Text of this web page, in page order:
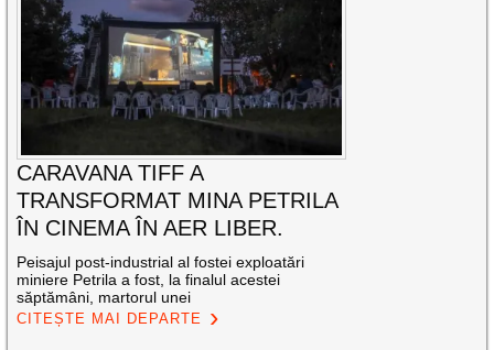
CARAVANA TIFF A
TRANSFORMAT MINA PETRILA
ÎN CINEMA ÎN AER LIBER.
Peisajul post-industrial al fostei exploatări
miniere Petrila a fost, la finalul acestei
săptămâni, martorul unei
CITEȘTE MAI DEPARTE